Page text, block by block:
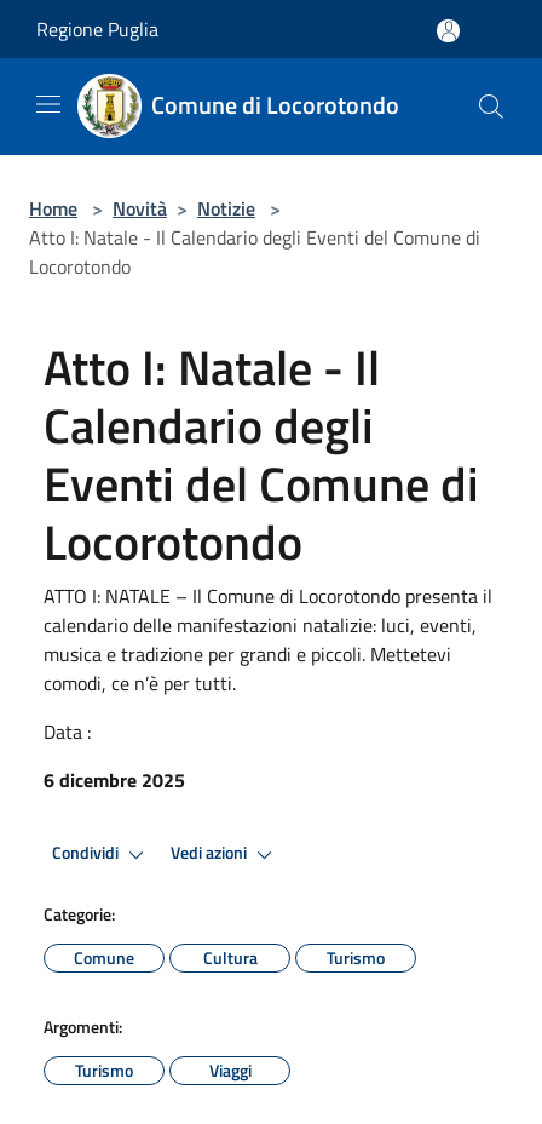
Regione Puglia
Comune di Locorotondo
Home > Novità > Notizie >
Atto I: Natale - Il Calendario degli Eventi del Comune di
Locorotondo
Atto I: Natale - Il
Calendario degli
Eventi del Comune di
Locorotondo
ATTO I: NATALE – Il Comune di Locorotondo presenta il
calendario delle manifestazioni natalizie: luci, eventi,
musica e tradizione per grandi e piccoli. Mettetevi
comodi, ce n’è per tutti.
Data :
6 dicembre 2025
Condividi Vedi azioni
Categorie:
Comune
Cultura Turismo
Argomenti:
Turismo
Viaggi